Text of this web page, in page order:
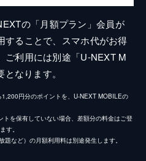
の「月額プラン」会員が
することで、スマホ代がお得
ご利用には別途「U-NEXT M
なります。
円分のポイントを、U-NEXT MOBILEの
を保有していない場合、差額分の料金はご登
す。
など）の月額利用料は別途発生します。